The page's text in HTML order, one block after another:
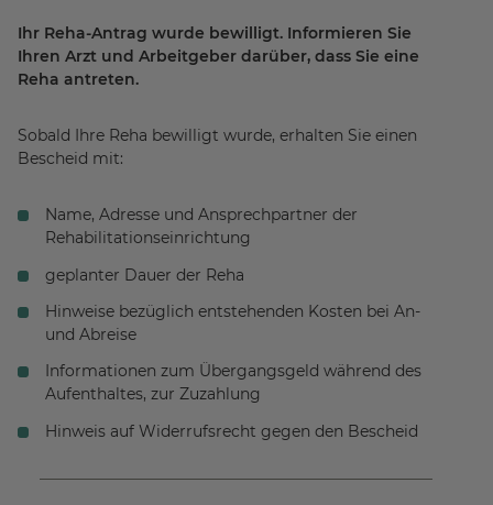
Ihr Reha-Antrag wurde bewilligt. Informieren Sie
Ihren Arzt und Arbeitgeber darüber, dass Sie eine
Reha antreten.
Sobald Ihre Reha bewilligt wurde, erhalten Sie einen
Bescheid mit:
Name, Adresse und Ansprechpartner der
Rehabilitationseinrichtung
geplanter Dauer der Reha
Hinweise bezüglich entstehenden Kosten bei An-
und Abreise
Informationen zum Übergangsgeld während des
Aufenthaltes, zur Zuzahlung
Hinweis auf Widerrufsrecht gegen den Bescheid